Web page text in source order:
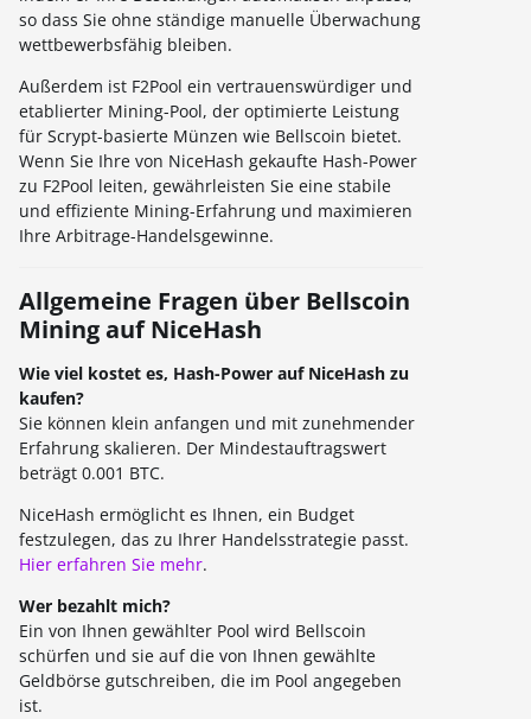
so dass Sie ohne ständige manuelle Überwachung
wettbewerbsfähig bleiben.
Außerdem ist F2Pool ein vertrauenswürdiger und
etablierter Mining-Pool, der optimierte Leistung
für Scrypt-basierte Münzen wie Bellscoin bietet.
Wenn Sie Ihre von NiceHash gekaufte Hash-Power
zu F2Pool leiten, gewährleisten Sie eine stabile
und effiziente Mining-Erfahrung und maximieren
Ihre Arbitrage-Handelsgewinne.
Allgemeine Fragen über Bellscoin
Mining auf NiceHash
Wie viel kostet es, Hash-Power auf NiceHash zu
kaufen?
Sie können klein anfangen und mit zunehmender
Erfahrung skalieren. Der Mindestauftragswert
beträgt 0.001 BTC.
NiceHash ermöglicht es Ihnen, ein Budget
festzulegen, das zu Ihrer Handelsstrategie passt.
Hier erfahren Sie mehr.
Wer bezahlt mich?
Ein von Ihnen gewählter Pool wird Bellscoin
schürfen und sie auf die von Ihnen gewählte
Geldbörse gutschreiben, die im Pool angegeben
ist.